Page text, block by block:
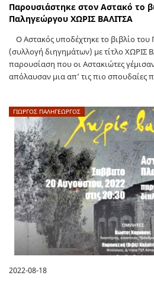
Παρουσιάστηκε στον Αστακό το
Παληγεώργου ΧΩΡΙΣ ΒΑΛΙΤΣΑ
Ο Αστακός υποδέχτηκε το βιβλίο
(συλλογή διηγημάτων) με τίτλο ΧΩΡΙΣ
παρουσίαση που οι Αστακιώτες
απόλαυσαν μια απ’ τις πιο σπουδαίες
ΓΙΩΡΓΟΣ ΠΑΛΗΓΕΏΡΓΟΣ
2022-08-18